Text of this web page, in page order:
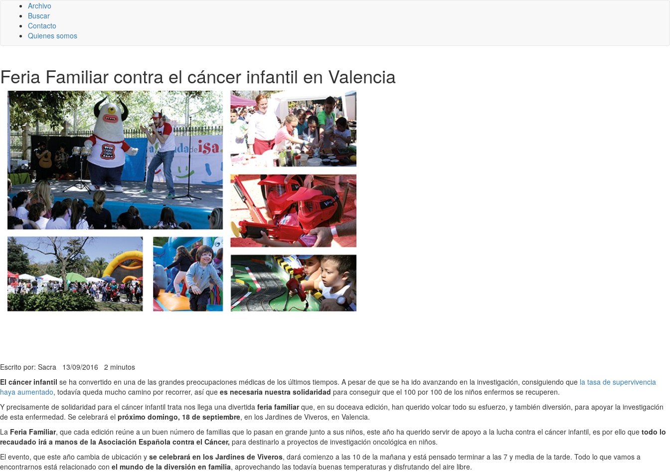
Archivo
Buscar
Contacto
Quienes somos
Feria Familiar contra el cáncer infantil en Valencia
Escrito por: Sacra 13/09/2016 2 minutos
El cáncer infantil se ha convertido en una de las grandes preocupaciones médicas de los últimos tiempos. A pesar de que se ha ido avanzando en la investigación, consiguiendo que la tasa de supervivencia
haya aumentado, todavía queda mucho camino por recorrer, así que es necesaria nuestra solidaridad para conseguir que el 100 por 100 de los niños enfermos se recuperen.
Y precisamente de solidaridad para el cáncer infantil trata nos llega una divertida feria familiarque, en su doceava edición, han querido volcar todo su esfuerzo, y también diversión, para apoyar la investigación
de esta enfermedad. Se celebrará el próximo domingo, 18 de septiembre, en los Jardines de Viveros, en Valencia.
La Feria Familiar, que cada edición reúne a un buen número de familias que lo pasan en grande junto a sus niños, este año ha querido servir de apoyo a la lucha contra el cáncer infantil, es por ello que todo lo
recaudado irá a manos de la Asociación Española contra el Cáncer, para destinarlo a proyectos de investigación oncológica en niños.
El evento, que este año cambia de ubicación y se celebrará en los Jardines de Viveros, dará comienzo a las 10 de la mañana y está pensado terminar a las 7 y media de la tarde. Todo lo que vamos a
encontrarnos está relacionado con el mundo de la diversión en familia, aprovechando las todavía buenas temperaturas y disfrutando del aire libre.